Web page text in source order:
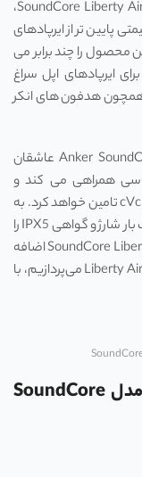
انکر مدل SoundCore Liberty Air 2،
پایین ‌تر از ایرپادهای
محصول را چند برابر می‌
ایرپادهای اپل سراغ
همچون هدفون های انکر
هدفون بی سیم انکر مدل Anker SoundCore Liberty Air 2 عاشقان
همراهی می ‌کند و
شفافیت مکالمات تلفنی را با فناوری کاهش نویز cVc تامین خواهد کرد. به
جز این دو برگ برنده، شارژدهی 7 ساعته تنها با یک بار شارژ و گواهی IPX5 را
نیز به امکانات هدفون بی سیم انکر مدل SoundCore Liberty Air 2 اضافه
کنید. در ادامه، به بررسی هدفون بی سیم انکر Liberty Air 2 می‌پردازیم، با
ویژگی های هدفون بی سیم انکر مدل SoundCore